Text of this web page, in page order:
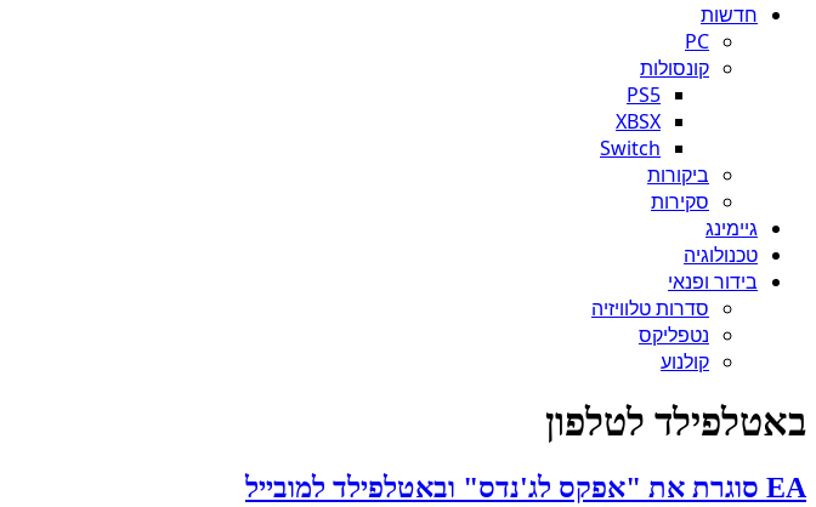
חדשות
PC
קונסולות
PS5
XBSX
Switch
ביקורות
סקירות
גיימינג
טכנולוגיה
בידור ופנאי
סדרות טלוויזיה
נטפליקס
קולנוע
באטלפילד לטלפון
EA סוגרת את "אפקס לג'נדס" ובאטלפילד למובייל